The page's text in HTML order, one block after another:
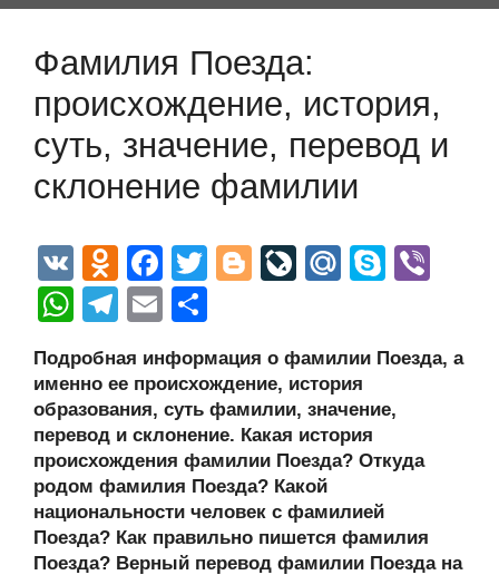
Фамилия Поезда:
происхождение, история,
суть, значение, перевод и
склонение фамилии
V
K
O
d
n
o
kl
a
ss
ni
ki
F
a
c
e
b
o
o
k
T
er
Bl
g
er
Li
J
o
ur
n
al
M
u
S
e
W
at
s
A
p
p
T
e
gr
a
m
E
ail р
а
в
и
ть
Подробная информация о фамилии Поезда, а
именно ее происхождение, история
образования, суть фамилии, значение,
перевод и склонение. Какая история
происхождения фамилии Поезда? Откуда
родом фамилия Поезда? Какой
национальности человек с фамилией
Поезда? Как правильно пишется фамилия
Поезда? Верный перевод фамилии Поезда на